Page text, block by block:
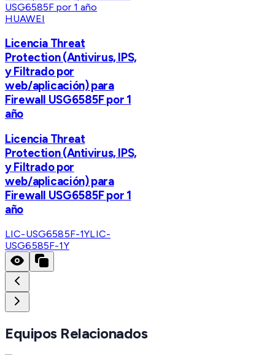
HUAWEI
Licencia Threat
Protection (Antivirus, IPS,
y Filtrado por
web/aplicación) para
Firewall USG6585F por 1
año
Licencia Threat
Protection (Antivirus, IPS,
y Filtrado por
web/aplicación) para
Firewall USG6585F por 1
año
LIC-USG6585F-1YLIC-
USG6585F-1Y
Equipos Relacionados